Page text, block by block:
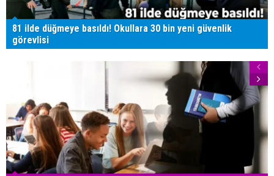
81 ilde düğmeye basıldı! Okullara 30 bin yeni güvenlik
görevlisi